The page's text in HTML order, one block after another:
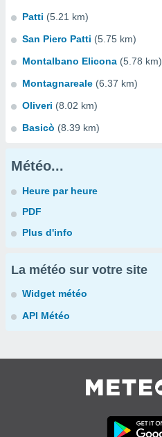
Patti (5.21 km)
San Piero Patti (5.75 km)
Montalbano Elicona (5.78 km)
Montagnareale (6.37 km)
Oliveri (8.02 km)
Basicò (8.39 km)
Météo...
Heure par heure
PDF
Plus d'info
La météo sur votre site
Widget météo
API Météo